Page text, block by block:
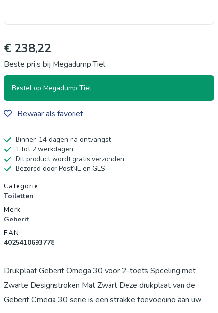
€ 238,22
Beste prijs bij Megadump Tiel
Bestel op Megadump Tiel
Bewaar als favoriet
Binnen 14 dagen na ontvangst
1 tot 2 werkdagen
Dit product wordt gratis verzonden
Bezorgd door PostNL en GLS
Productgegevens
Categorie
Toiletten
Merk
Geberit
EAN
4025410693778
Drukplaat Geberit Omega 30 voor 2-toets Spoeling met
Zwarte Designstroken Mat Zwart Deze drukplaat van de
Geberit Omega 30 serie is een strakke toevoeging aan uw